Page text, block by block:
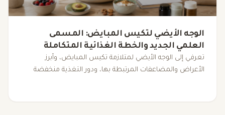
الوجه الأيضي لتكيس المبايض: المسمى
العلمي الجديد والخطة الغذائية المتكاملة
لضبط الهرمونات
تعرفي إلى الوجه الأيضي لمتلازمة تكيس المبايض، وأبرز
الأعراض والمضاعفات المرتبطة بها، ودور التغذية منخفضة